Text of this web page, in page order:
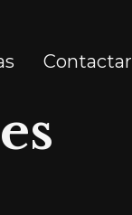
Contactar